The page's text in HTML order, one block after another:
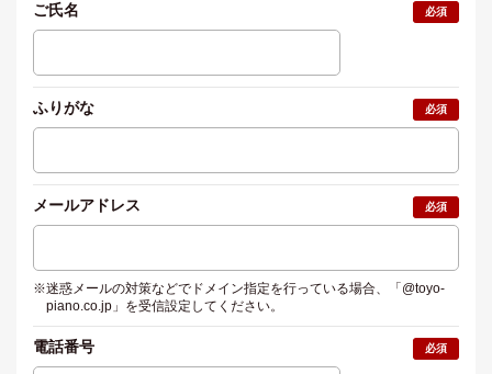
ご氏名 必須
ふりがな 必須
メールアドレス 必須
※迷惑メールの対策などでドメイン指定を行っている場合、
「@toyo-
piano.co.jp」を受信設定してください。
電話番号 必須